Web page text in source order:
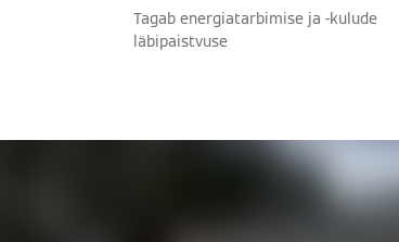
Tagab energiatarbimise ja -kulude
läbipaistvuse